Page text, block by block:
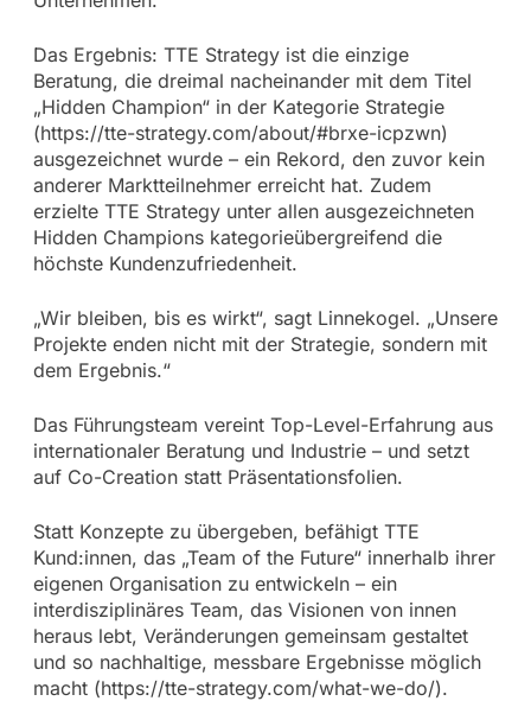
Das Ergebnis: TTE Strategy ist die einzige
Beratung, die dreimal nacheinander mit dem Titel
„Hidden Champion“ in der Kategorie Strategie
(https://tte-strategy.com/about/#brxe-icpzwn)
ausgezeichnet wurde – ein Rekord, den zuvor kein
anderer Marktteilnehmer erreicht hat. Zudem
erzielte TTE Strategy unter allen ausgezeichneten
Hidden Champions kategorieübergreifend die
höchste Kundenzufriedenheit.
„Wir bleiben, bis es wirkt“, sagt Linnekogel. „Unsere
Projekte enden nicht mit der Strategie, sondern mit
dem Ergebnis.“
Das Führungsteam vereint Top-Level-Erfahrung aus
internationaler Beratung und Industrie – und setzt
auf Co-Creation statt Präsentationsfolien.
Statt Konzepte zu übergeben, befähigt TTE
Kund:innen, das „Team of the Future“ innerhalb ihrer
eigenen Organisation zu entwickeln – ein
interdisziplinäres Team, das Visionen von innen
heraus lebt, Veränderungen gemeinsam gestaltet
und so nachhaltige, messbare Ergebnisse möglich
macht (https://tte-strategy.com/what-we-do/).